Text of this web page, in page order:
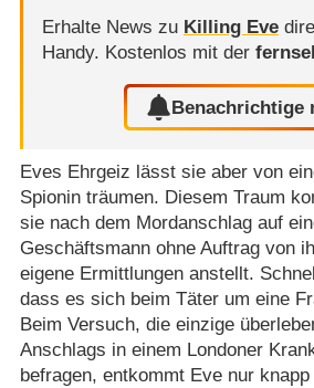
Erhalte News zu Killing Eve
Handy. Kostenlos mit der
Benachrichtige
Eves Ehrgeiz lässt sie aber von
Spionin träumen. Diesem Traum
sie nach dem Mordanschlag auf
Geschäftsmann ohne Auftrag von
eigene Ermittlungen anstellt.
dass es sich beim Täter um eine
Beim Versuch, die einzige
Anschlags in einem Londoner
befragen, entkommt Eve nur